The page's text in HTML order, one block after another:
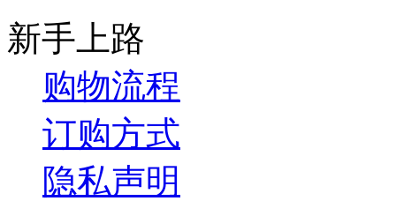
新手上路
购物流程
订购方式
隐私声明